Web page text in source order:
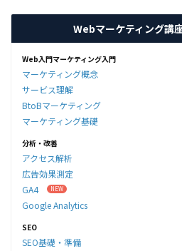
Webマーケティング講
Web入門マーケティング入門
マーケティング概念
サービス理解
BtoBマーケティング
マーケティング基礎
分析・改善
アクセス解析
広告効果測定
GA4
Google Analytics
SEO
SEO基礎・準備